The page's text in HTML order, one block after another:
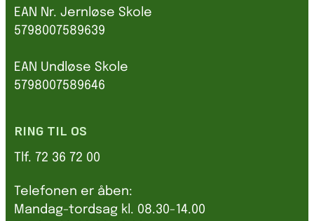
EAN Nr. Jernløse Skole
5798007589639
EAN Undløse Skole
5798007589646
RING TIL OS
Tlf. 72 36 72 00
Telefonen er åben:
Mandag-tordsag kl. 08.30-14.00